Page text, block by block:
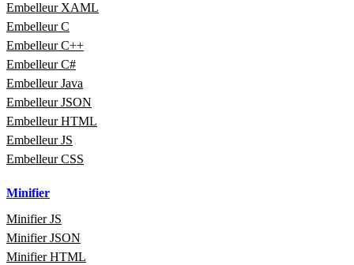
Embelleur XAML
Embelleur C
Embelleur C++
Embelleur C#
Embelleur Java
Embelleur JSON
Embelleur HTML
Embelleur JS
Embelleur CSS
Minifier
Minifier JS
Minifier JSON
Minifier HTML